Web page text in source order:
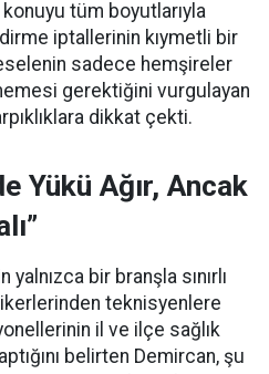
tüm boyutlarıyla
iptallerinin kıymetli bir
sadece hemşireler
gerektiğini vurgulayan
dikkat çekti.
Yükü Ağır, Ancak
bir branşla sınırlı
teknisyenlere
il ve ilçe sağlık
belirten Demircan, şu